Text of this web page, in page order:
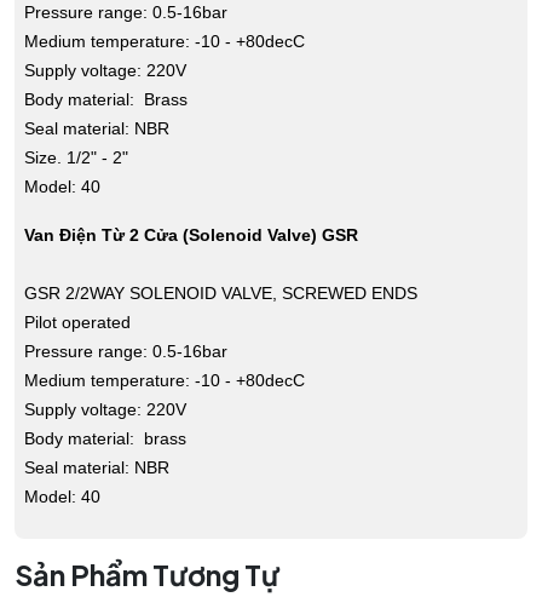
Pressure range: 0.5-16bar
Medium temperature: -10 - +80decC
Supply voltage: 220V
Body material: Brass
Seal material: NBR
Size. 1/2" - 2"
Model: 40
Van Điện Từ 2 Cửa (Solenoid Valve) GSR
GSR 2/2WAY SOLENOID VALVE, SCREWED ENDS
Pilot operated
Pressure range: 0.5-16bar
Medium temperature: -10 - +80decC
Supply voltage: 220V
Body material: brass
Seal material: NBR
Model: 40
Sản Phẩm Tương Tự